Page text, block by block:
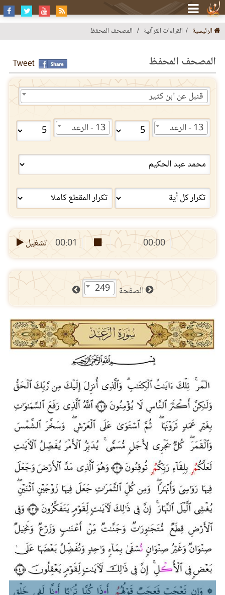
الرئيسية القراءات القرآنية المصحف المحفظ
المصحف المحفظ Tweet
قنبل عن ابن كثير
13 - الرعد 13 - الرعد
00:00
00:01 تشغيل
الصفحة 249